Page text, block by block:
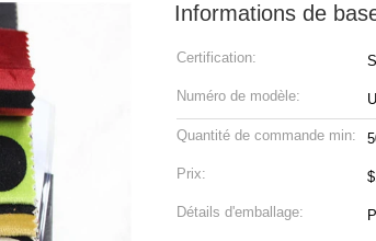
Informations de
Certification:
Numéro de modèle:
Quantité de commande min:
Prix:
Détails d'emballage: